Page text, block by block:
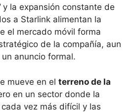
y la expansión constante de
a Starlink alimentan la
el mercado móvil forma
de la compañía, aun
anuncio formal.
mueve en el terreno de la
en un sector donde la
vez más difícil y las